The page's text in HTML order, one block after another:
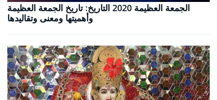
الجمعة العظيمة 2020 التاريخ: تاريخ الجمعة العظيمة
وأهميتها ومعنى وتقاليدها